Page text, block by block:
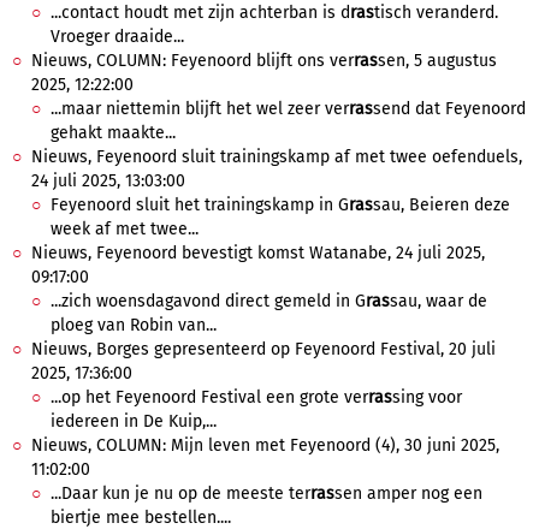
...contact houdt met zijn achterban is drastisch veranderd.
Vroeger draaide...
Nieuws, COLUMN: Feyenoord blijft ons verrassen, 5 augustus
2025, 12:22:00
...maar niettemin blijft het wel zeer verrassend dat Feyenoord
gehakt maakte...
Nieuws, Feyenoord sluit trainingskamp af met twee oefenduels,
24 juli 2025, 13:03:00
Feyenoord sluit het trainingskamp in Grassau, Beieren deze
week af met twee...
Nieuws, Feyenoord bevestigt komst Watanabe, 24 juli 2025,
09:17:00
...zich woensdagavond direct gemeld in Grassau, waar de
ploeg van Robin van...
Nieuws, Borges gepresenteerd op Feyenoord Festival, 20 juli
2025, 17:36:00
...op het Feyenoord Festival een grote verrassing voor
iedereen in De Kuip,...
Nieuws, COLUMN: Mijn leven met Feyenoord (4), 30 juni 2025,
11:02:00
...Daar kun je nu op de meeste terrassen amper nog een
biertje mee bestellen....